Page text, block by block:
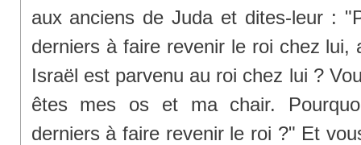
aux anciens de Juda et dites-leur :
derniers à faire revenir le roi chez lui,
Israël est parvenu au roi chez lui ?
êtes mes os et ma chair.
derniers à faire revenir le roi ?" Et